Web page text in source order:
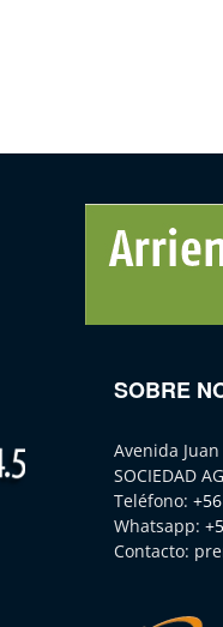
SOBRE
Avenida
SOCIEDAD
Teléfono:
Whatsapp:
Contacto: